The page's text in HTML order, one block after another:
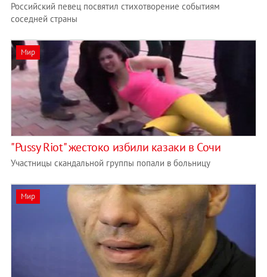
Российский певец посвятил стихотворение событиям
соседней страны
Мир
"Pussy Riot" жестоко избили казаки в Сочи
Участницы скандальной группы попали в больницу
Мир